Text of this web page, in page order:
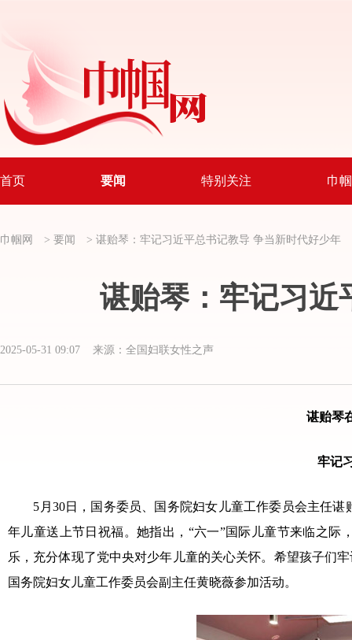
首页 要闻 特别关注 巾
巾帼网 > 要闻 > 谌贻琴：牢记习近平总书记教导 争当新时代好少年
谌贻琴：牢记习近
2025-05-31 09:07 来源：全国妇联女性之声
谌贻琴
牢记
5月30日，国务委员、国务院妇女儿童工作委员会主任
年儿童送上节日祝福。她指出，“六一”国际儿童节来临之
乐，充分体现了党中央对少年儿童的关心关怀。希望孩子们
国务院妇女儿童工作委员会副主任黄晓薇参加活动。